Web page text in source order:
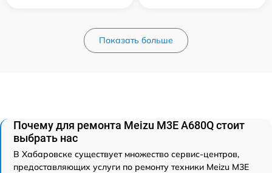
Показать больше
Почему для ремонта Meizu M3E A680Q стоит
выбрать нас
В Хабаровске существует множество сервис-центров,
предоставляющих услуги по ремонту техники Meizu M3E